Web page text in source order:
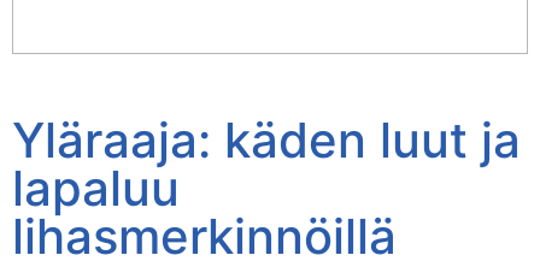
Yläraaja: käden luut ja
lapaluu
lihasmerkinnöillä